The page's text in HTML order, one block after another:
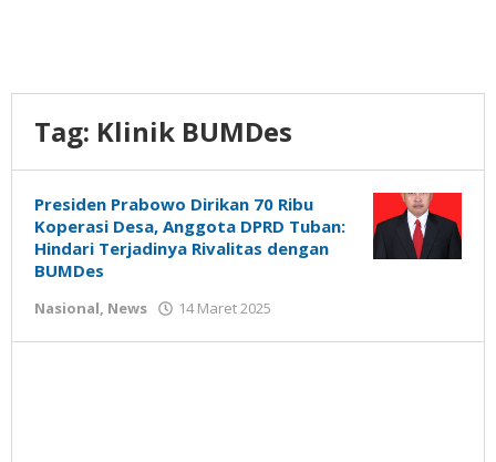
Tag: Klinik BUMDes
Presiden Prabowo Dirikan 70 Ribu
Koperasi Desa, Anggota DPRD Tuban:
Hindari Terjadinya Rivalitas dengan
BUMDes
Nasional, News 14 Maret 2025
Susanto